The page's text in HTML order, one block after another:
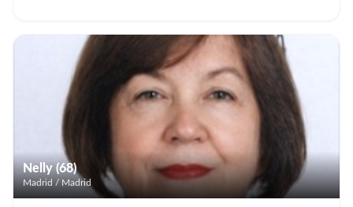
cocinar y realizar las tareas del hogar. Me caracterizo por ser
una persona responsable, respetuosa, trabajadora y con muy
buena actitud para el cuidado y acompañamiento de las
personas mayores. He tenido la oportunidad de trabajar en
este país y puedo aportar referencias laborales que respaldan
mi trabajo y mi compromiso. Quedo atenta a cualquier
oportunidad y con total disponibilidad. Muchas gracias por su
Nelly (68)
Madrid / Madrid